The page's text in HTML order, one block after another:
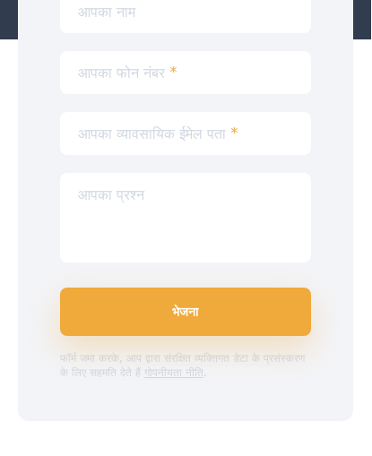
आपका नाम
आपका फोन नंबर *
आपका व्यावसायिक ईमेल पता *
आपका प्रश्न
भेजना
फॉर्म जमा करके, आप द्वारा संरक्षित व्यक्तिगत डेटा के प्रसंस्करण
के लिए सहमति देते हैं गोपनीयता नीति.